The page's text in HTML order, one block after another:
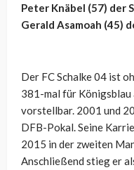
Peter Knäbel (57) der
Gerald Asamoah (45)
Der FC Schalke 04 ist
381-mal für Königsblau
vorstellbar. 2001 und
DFB-Pokal. Seine
2015 in der zweiten
Anschließend stieg er